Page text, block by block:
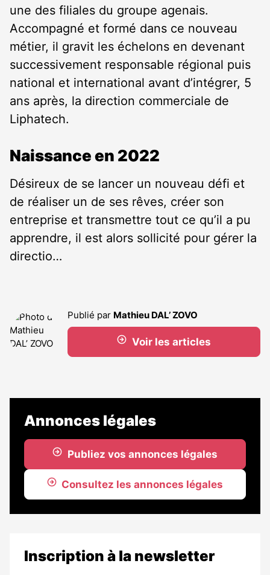
une des filiales du groupe agenais.
Accompagné et formé dans ce nouveau
métier, il gravit les échelons en devenant
successivement responsable régional puis
national et international avant d’intégrer, 5
ans après, la direction commerciale de
Liphatech.
Naissance en 2022
Désireux de se lancer un nouveau défi et
de réaliser un de ses rêves, créer son
entreprise et transmettre tout ce qu’il a pu
apprendre, il est alors sollicité pour gérer la
directio…
Publié par Mathieu DAL’ ZOVO
Voir les articles
Annonces légales
Publiez vos annonces légales
Consultez les annonces légales
Inscription à la newsletter